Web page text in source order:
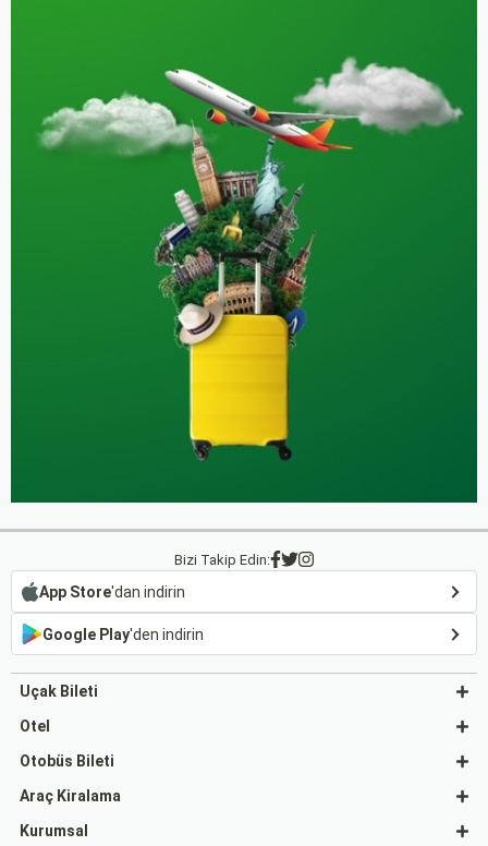
Bizi Takip Edin:
App Store'dan indirin
Google Play'den indirin
Uçak Bileti
Otel
Otobüs Bileti
Araç Kiralama
Kurumsal